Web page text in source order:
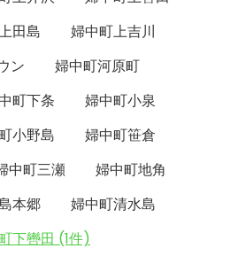
田島
婦中町上吉川
ン
婦中町河原町
町下条
婦中町小泉
小野島
婦中町笹倉
中町三瀬
婦中町地角
本郷
婦中町清水島
下轡田 (1件)